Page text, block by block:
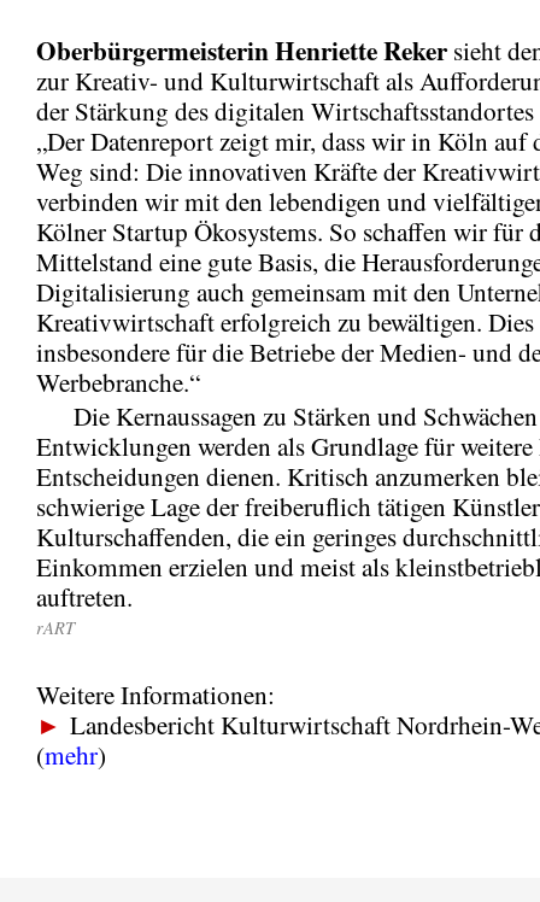
Oberbürgermeisterin Henriette Rekersieht
zur Kreativ- und Kulturwirtschaft als
der Stärkung des digitalen
„Der Datenreport zeigt mir, dass wir in Köln auf
Weg sind: Die innovativen Kräfte der
verbinden wir mit den lebendigen und
Kölner Startup Ökosystems. So schaffen wir für
Mittelstand eine gute Basis, die
Digitalisierung auch gemeinsam mit den
Kreativwirtschaft erfolgreich zu bewältigen.
insbesondere für die Betriebe der Medien- und
Werbebranche.“
Die Kernaussagen zu Stärken und
Entwicklungen werden als Grundlage für
Entscheidungen dienen. Kritisch anzumerken
schwierige Lage der freiberuflich tätigen
Kulturschaffenden, die ein geringes
Einkommen erzielen und meist als
auftreten.
rART
Weitere Informationen:
► Landesbericht Kulturwirtschaft Nordrhein-
(mehr)